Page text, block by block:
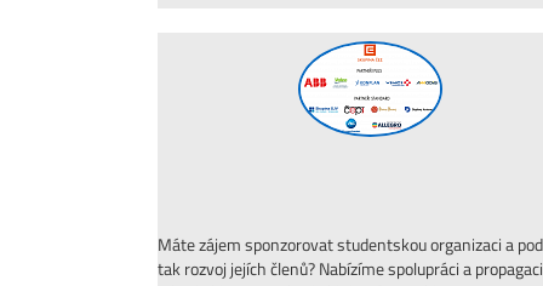
Máte zájem sponzorovat studentskou organizaci a
tak rozvoj jejích členů? Nabízíme spolupráci a